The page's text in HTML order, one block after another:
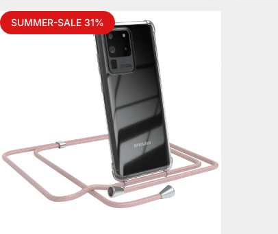
SUMMER-SALE 31%